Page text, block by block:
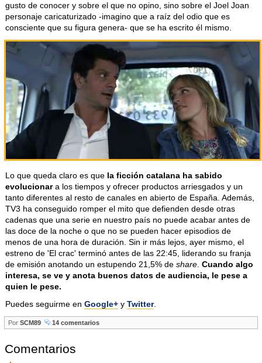
gusto de conocer y sobre el que no opino, sino sobre el Joel Joan
personaje caricaturizado -imagino que a raíz del odio que es
consciente que su figura genera- que se ha escrito él mismo.
Lo que queda claro es que la ficción catalana ha sabido
evolucionara los tiempos y ofrecer productos arriesgados y un
tanto diferentes al resto de canales en abierto de España. Además,
TV3 ha conseguido romper el mito que defienden desde otras
cadenas que una serie en nuestro país no puede acabar antes de
las doce de la noche o que no se pueden hacer episodios de
menos de una hora de duración. Sin ir más lejos, ayer mismo, el
estreno de 'El crac' terminó antes de las 22:45, liderando su franja
de emisión anotando un estupendo 21,5% de share Cuando algo
interesa, se ve y anota buenos datos de audiencia, le pese a
quien le pese.
Puedes seguirme en Google+ y Twitter.
Por SCM89 14 comentarios
Comentarios